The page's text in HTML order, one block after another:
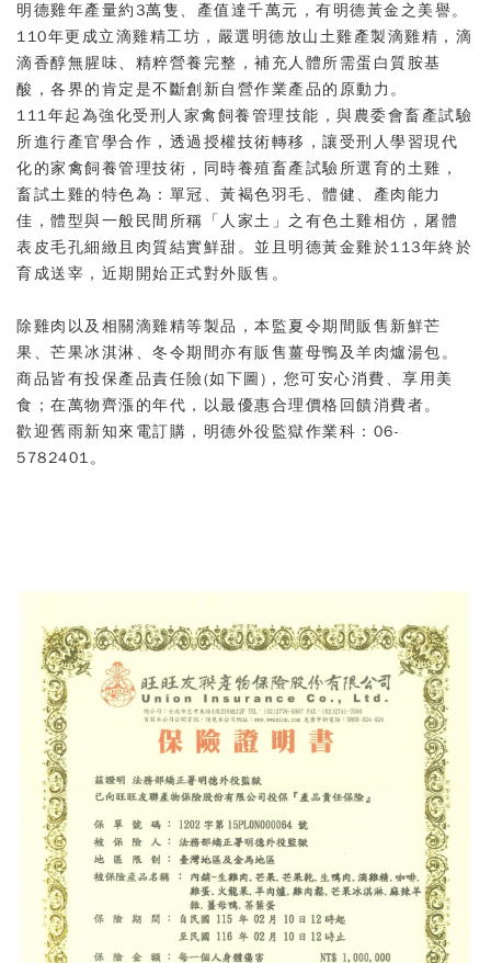
明德雞年產量約3萬隻、產值達千萬元，有明德黃金之美譽。
110年更成立滴雞精工坊，嚴選明德放山土雞產製滴雞精，滴
滴香醇無腥味、精粹營養完整，補充人體所需蛋白質胺基
酸，各界的肯定是不斷創新自營作業產品的原動力。
111年起為強化受刑人家禽飼養管理技能，與農委會畜產試驗
所進行產官學合作，透過授權技術轉移，讓受刑人學習現代
化的家禽飼養管理技術，同時養殖畜產試驗所選育的土雞，
畜試土雞的特色為：單冠、黃褐色羽毛、體健、產肉能力
佳，體型與一般民間所稱「人家土」之有色土雞相仿，屠體
表皮毛孔細緻且肉質結實鮮甜。並且明德黃金雞於113年終於
育成送宰，近期開始正式對外販售。
除雞肉以及相關滴雞精等製品，本監夏令期間販售新鮮芒
果、芒果冰淇淋、冬令期間亦有販售薑母鴨及羊肉爐湯包。
商品皆有投保產品責任險(如下圖)，您可安心消費、享用美
食；在萬物齊漲的年代，以最優惠合理價格回饋消費者。
歡迎舊雨新知來電訂購，明德外役監獄作業科：06-
5782401。